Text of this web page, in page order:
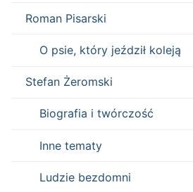
Roman Pisarski
O psie, który jeździł koleją
Stefan Żeromski
Biografia i twórczość
Inne tematy
Ludzie bezdomni